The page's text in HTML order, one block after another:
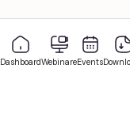
DashboardWebinareEvents